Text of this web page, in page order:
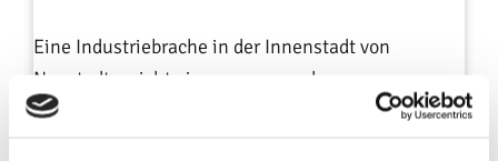
Eine Industriebrache in der Innenstadt von
Neustadt weicht einem neuen anka
Zukunftswohnen Projekt mit 38 Wohneinheiten.